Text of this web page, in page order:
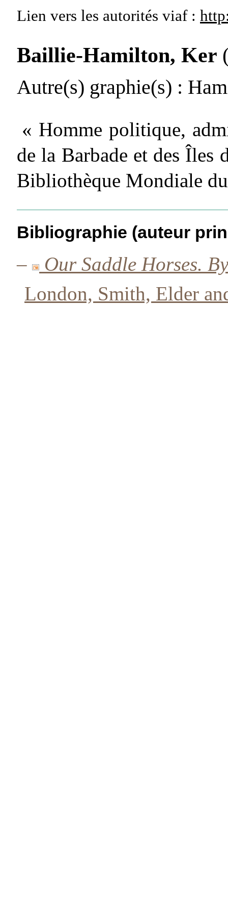
Lien vers les autorités viaf :
Baillie-Hamilton, Ker
Autre(s) graphie(s) :
« Homme politique,
de la Barbade et des Îles
Bibliothèque Mondiale
Bibliographie (auteur
–
Our Saddle Horses.
London, Smith, Elder